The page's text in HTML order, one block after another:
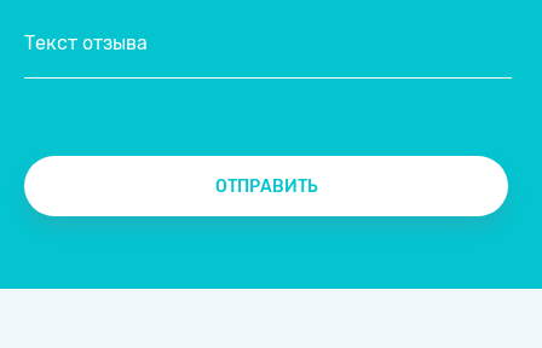
Текст отзыва
ОТПРАВИТЬ